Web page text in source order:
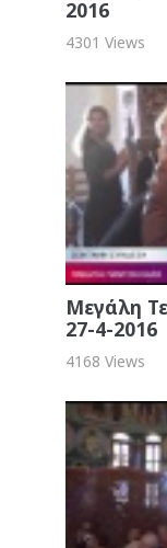
2016
4301 Views
Μεγάλη
27-4-2016
4168 Views